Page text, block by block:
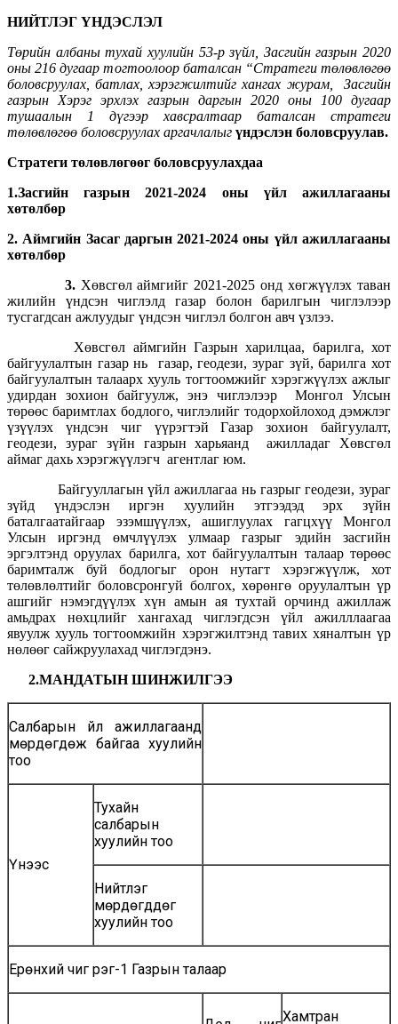
НИЙТЛЭГ ҮНДЭСЛЭЛ
Төрийн албаны тухай хуулийн 53-р зүйл, Засгийн газрын 2020
оны 216 дугаар тогтоолоор баталсан “Стратеги төлөвлөгөө
боловсруулах, батлах, хэрэгжилтийг хангах журам, Засгийн
газрын Хэрэг эрхлэх газрын даргын 2020 оны 100 дугаар
тушаалын 1 дүгээр хавсралтаар баталсан стратеги
төлөвлөгөө боловсруулах аргачлалыг үндэслэн боловсруулав.
Стратеги төлөвлөгөөг боловсруулахдаа
1.Засгийн газрын 2021-2024 оны үйл ажиллагааны
хөтөлбөр
2. Аймгийн Засаг даргын 2021-2024 оны үйл ажиллагааны
хөтөлбөр
3.Хөвсгөл аймгийг 2021-2025 онд хөгжүүлэх таван
жилийн үндсэн чиглэлд газар болон барилгын чиглэлээр
тусгагдсан ажлуудыг үндсэн чиглэл болгон авч үзлээ.
Хөвсгөл аймгийн Газрын харилцаа, барилга, хот
байгуулалтын газар нь газар, геодези, зураг зүй, барилга хот
байгуулалтын талаарх хууль тогтоомжийг хэрэгжүүлэх ажлыг
удирдан зохион байгуулж, энэ чиглэлээр Монгол Улсын
төрөөс баримтлах бодлого, чиглэлийг тодорхойлоход дэмжлэг
үзүүлэх үндсэн чиг үүрэгтэй Газар зохион байгуулалт,
геодези, зураг зүйн газрын харьяанд ажилладаг Хөвсгөл
аймаг дахь хэрэгжүүлэгч агентлаг юм.
Байгууллагын үйл ажиллагаа нь газрыг геодези, зураг
зүйд үндэслэн иргэн хуулийн этгээдэд эрх зүйн
баталгаатайгаар эзэмшүүлэх, ашиглуулах гагцхүү Монгол
Улсын иргэнд өмчлүүлэх улмаар газрыг эдийн засгийн
эргэлтэнд оруулах барилга, хот байгуулалтын талаар төрөөс
баримталж буй бодлогыг орон нутагт хэрэгжүүлж, хот
төлөвлөлтийг боловсронгуй болгох, хөрөнгө оруулалтын үр
ашгийг нэмэгдүүлэх хүн амын ая тухтай орчинд ажиллаж
амьдрах нөхцлийг хангахад чиглэгдсэн үйл ажилллаагаа
явуулж хууль тогтоомжийн хэрэгжилтэнд тавих хяналтын үр
нөлөөг сайжруулахад чиглэгдэнэ.
2.МАНДАТЫН ШИНЖИЛГЭЭ
Салбарын үйл ажиллагаанд
мөрдөгдөж байгаа хуулийн
тоо
Үүүнээс
Тухайн
салбарын
хуулийн тоо
Нийтлэг
мөрдөгддөг
хуулийн тоо
Ерөнхий чиг үүрэг-1 Газрын талаар
Хамтран